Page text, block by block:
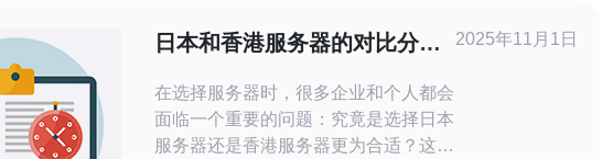
有限的用户。 使用建议：根据需求选择
合适
日本和香港服务器的对比分析
在选择服务器时，很多企业和个人都会
面临一个重要的问题：究竟是选择日本
服务器还是香港服务器更为合适？这两
2025年11月1日